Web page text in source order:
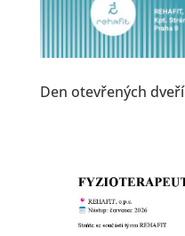
Den otevřených dveří